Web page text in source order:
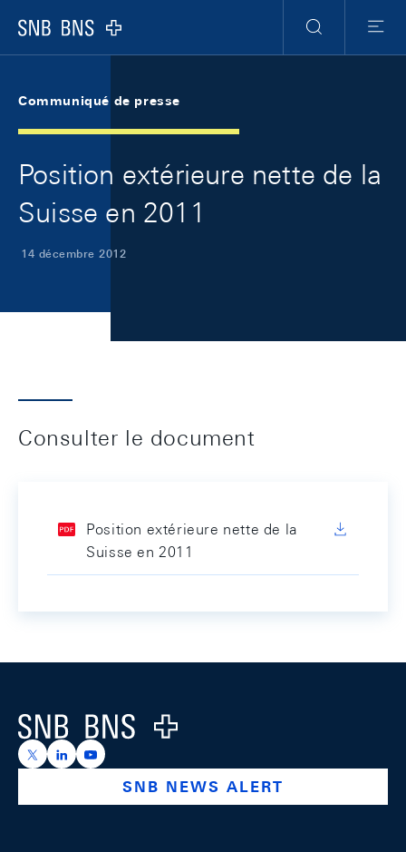
Logo
RechercheMenu
Communiqué de presse
Position extérieure nette de la
Suisse en 2011
14 décembre 2012
Consulter le document
Position extérieure nette de la
Suisse en 2011
Logo
https://x.com/snb_bns
https://ch.linkedin.com/company/swiss-national-
https://www.youtube.com/@swissnationalbank
SNB NEWS ALERT